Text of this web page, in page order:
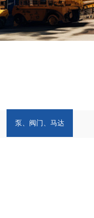
泵、阀门、马达